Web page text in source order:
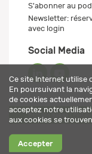
S'abonner au
Newsletter:
avec login
Social Media
Ce site Internet utilise
En poursuivant la
de cookies
acceptez notre
aux cookies se
Accepter